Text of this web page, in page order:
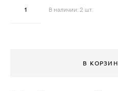
В наличии: 2 шт.
В